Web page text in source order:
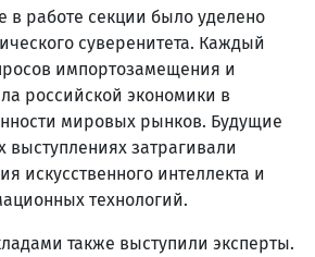
в работе секции было уделено
суверенитета. Каждый
импортозамещения и
российской экономики в
мировых рынков. Будущие
выступлениях затрагивали
искусственного интеллекта и
технологий.
также выступили эксперты.